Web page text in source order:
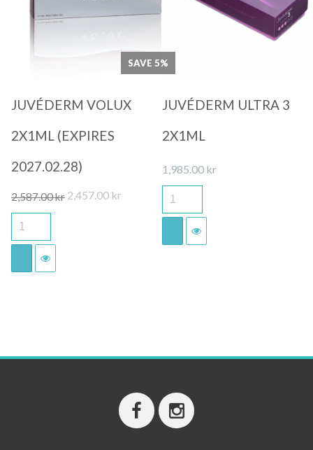
SAVE 5%
JUVÉDERM VOLUX
2X1ML (EXPIRES
2027.02.28)
2,587.00kr Det
2,457.00 krDet
nuvarande
Quick View
JUVÉDERM ULTRA 3
2X1ML
1,985.00 kr